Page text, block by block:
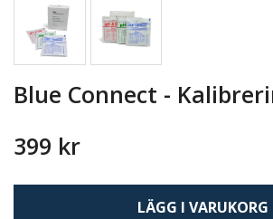
Blue Connect -
399 kr
LÄGG I VARUKORG